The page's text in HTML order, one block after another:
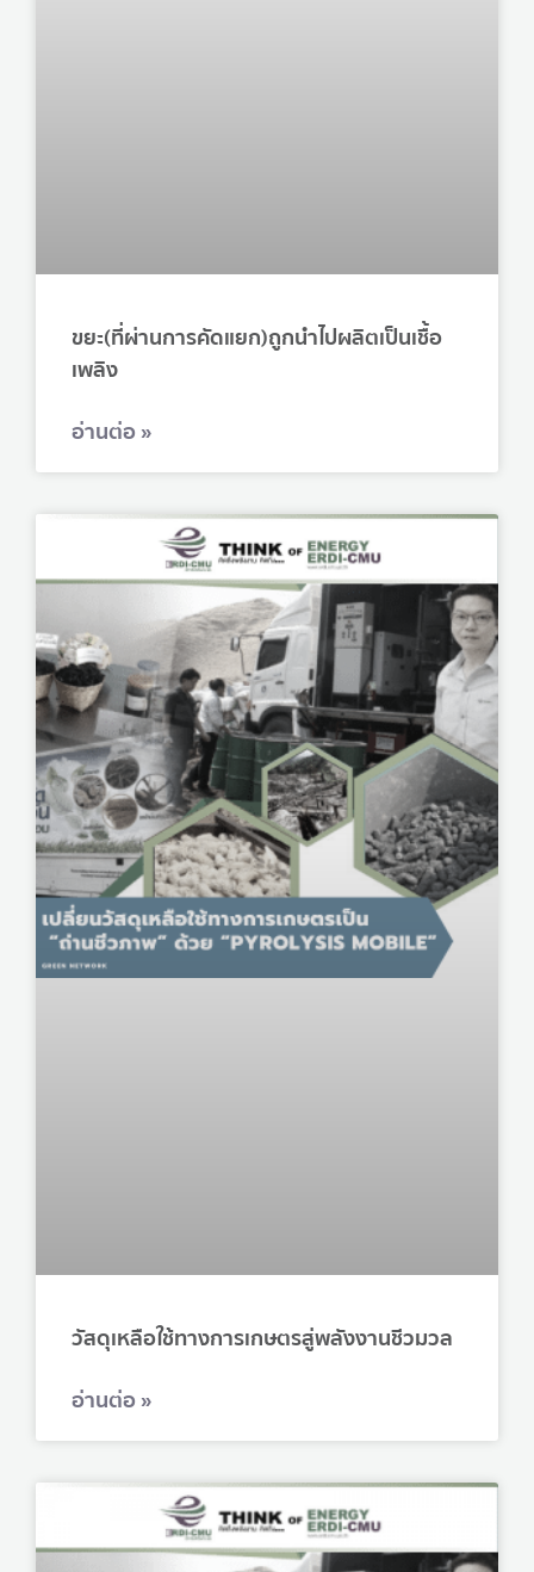
ขยะ(ที่ผ่านการคัดแยก)ถูกนำไปผลิตเป็นเชื้อ
เพลิง
อ่านต่อ »
วัสดุเหลือใช้ทางการเกษตรสู่พลังงานชีวมวล
อ่านต่อ »